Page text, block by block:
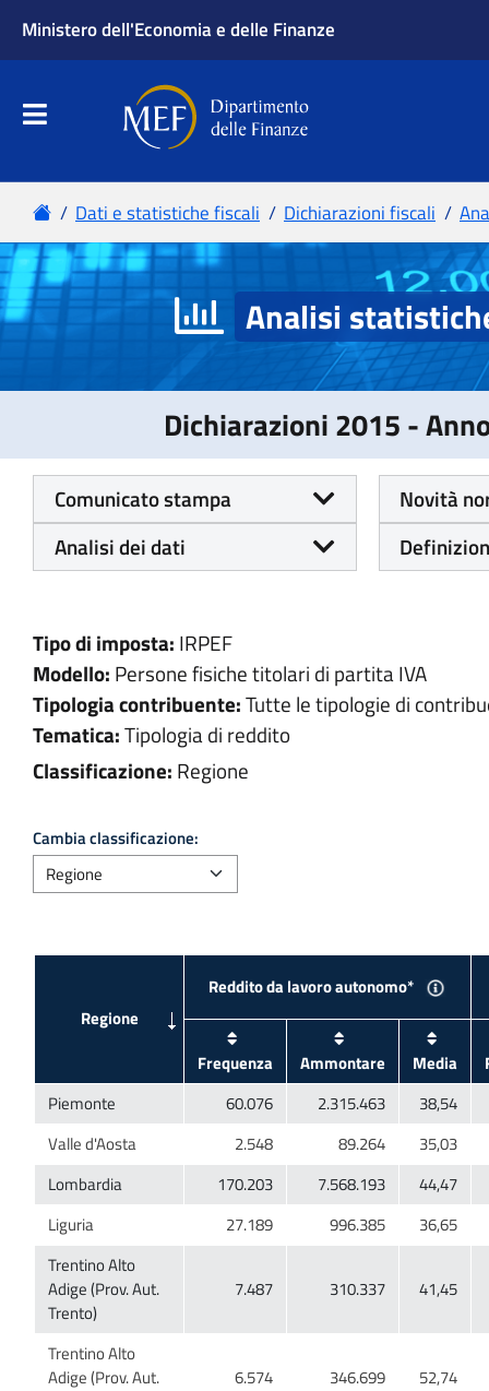
Analisi
Dichiarazioni 2015 -
Comunicato stampa
Novità
Analisi dei dati
Tipo di imposta: IRPEF
Modello: Persone fisiche titolari di partita IVA
Tipologia contribuente:Tutte le tipologie di
Tematica:Tipologia di reddito
Classificazione: Regione
Cambia classificazione:
Trentino Alto
Adige (Prov. Aut.
Trentino Alto
Adige (Prov. Aut.